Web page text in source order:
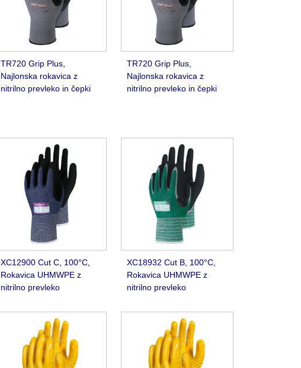
TR720 Grip Plus,
Najlonska rokavica z
nitrilno prevleko in čepki
TR720 Grip Plus,
Najlonska rokavica z
nitrilno prevleko in čepki
XC12900 Cut C, 100°C,
Rokavica UHMWPE z
nitrilno prevleko
XC18932 Cut B, 100°C,
Rokavica UHMWPE z
nitrilno prevleko